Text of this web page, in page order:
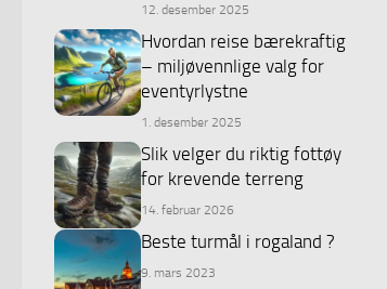
12. desember 2025
Hvordan reise bærekraftig
– miljøvennlige valg for
eventyrlystne
1. desember 2025
Slik velger du riktig fottøy
for krevende terreng
14. februar 2026
Beste turmål i rogaland ?
9. mars 2023